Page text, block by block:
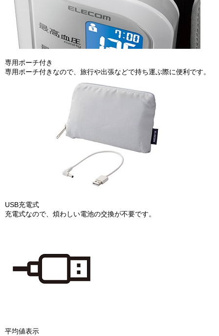
専用ポーチ付き
専用ポーチ付きなので、旅行や出張などで持ち運ぶ際に便利です。
USB充電式
充電式なので、煩わしい電池の交換が不要です。
平均値表示